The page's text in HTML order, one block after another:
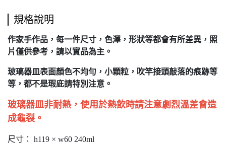
規格說明
作家手作品，每一件尺寸，色澤，形狀等都會有所差異，照
片僅供參考，請以實品為主。
玻璃器皿表面顏色不均勻，小顆粒，吹竿接頭敲落的痕跡等
等，都不是瑕庛請特別注意。
玻璃器皿非耐熱，使用於熱飲時請注意劇烈溫差會造
成龜裂。
尺寸： h119 × w60 240ml